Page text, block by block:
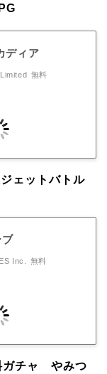
ディア
無料
ェットバトル
ブ
Inc. 無料
ガチャ やみつ